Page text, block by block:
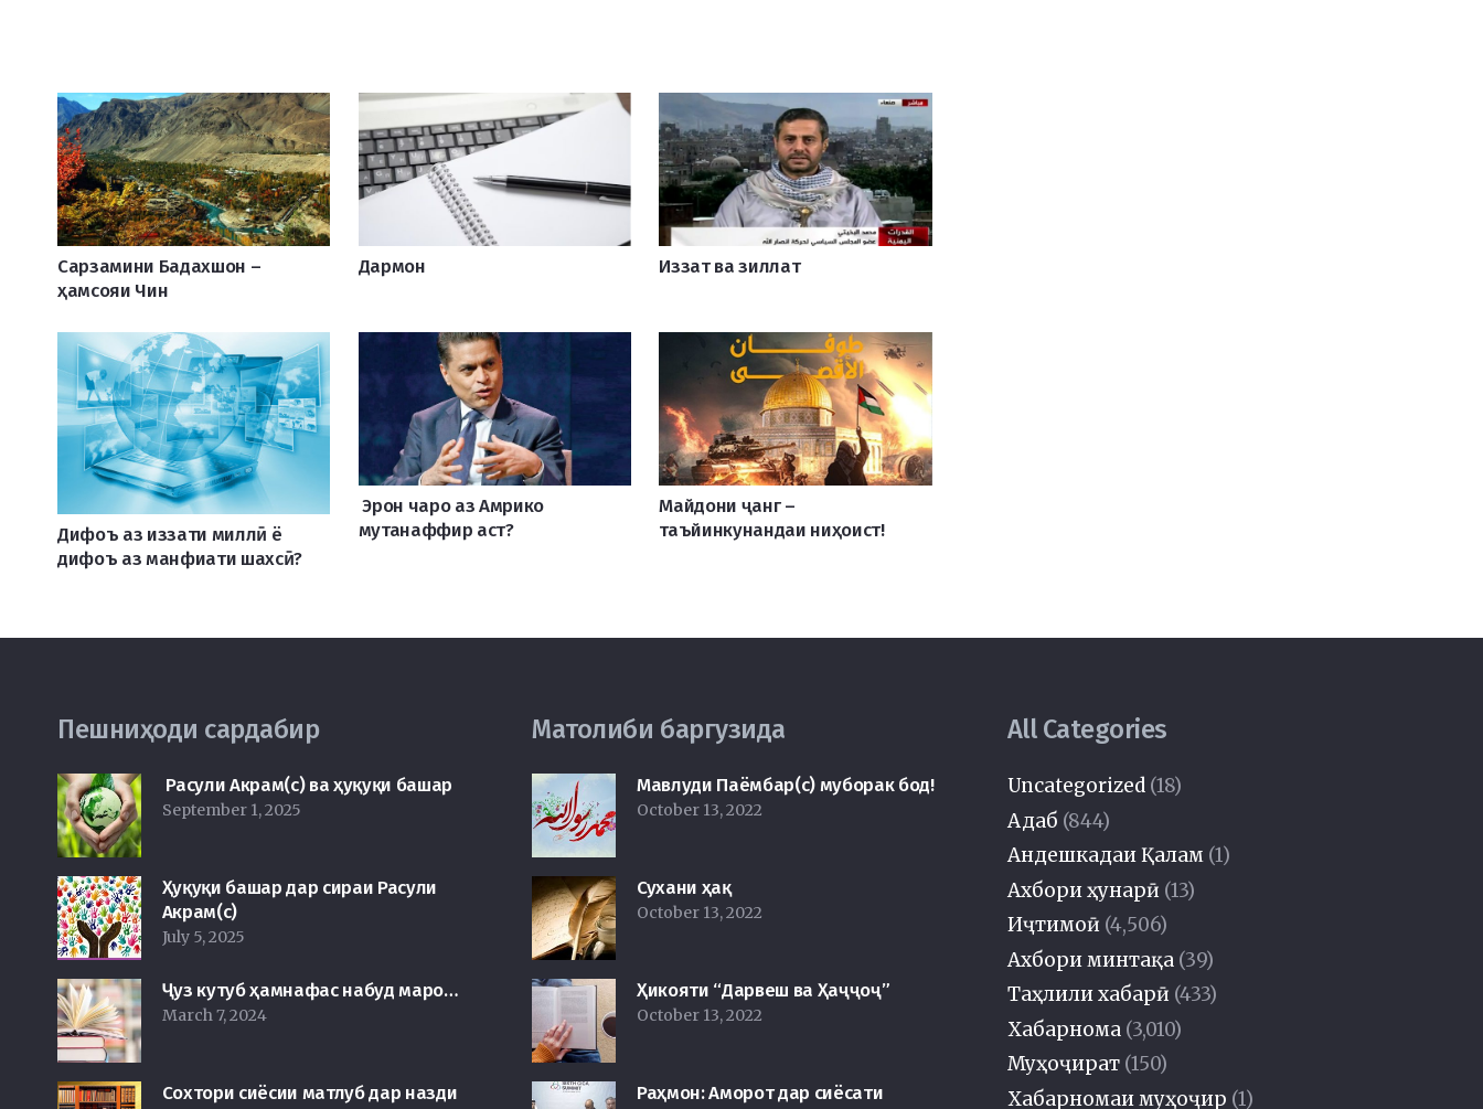
Сарзамини Бадахшон –
ҳамсояи Чин
Дармон Иззат ва зиллат
Дифоъ аз иззати миллӣ ё
дифоъ аз манфиати шахсӣ?
Эрон чаро аз Амрико
мутанаффир аст?
Майдони ҷанг –
таъйинкунандаи ниҳоист!
Пешниҳоди сардабир
Расули Акрам(с) ва ҳуқуқи башар
September 1, 2025
Ҳуқуқи башар дар сираи Расули
Акрам(с)
July 5, 2025
Ҷуз кутуб ҳамнафас набуд маро…
March 7, 2024
Сохтори сиёсии матлуб дар назди
Матолиби баргузида
Мавлуди Паёмбар(с) муборак бод!
October 13, 2022
Сухани ҳақ
October 13, 2022
Ҳикояти “Дарвеш ва Ҳаҷҷоҷ”
October 13, 2022
Раҳмон: Аморот дар сиёсати
All Categories
Uncategorized(18)
Адаб (844)
Андешкадаи Қалам(1)
Ахбори ҳунарӣ (13)
Иҷтимоӣ (4,506)
Ахбори минтақа(39)
Таҳлили хабарӣ (433)
Хабарнома(3,010)
Муҳоҷират(150)
Хабарномаи муҳоҷир (1)